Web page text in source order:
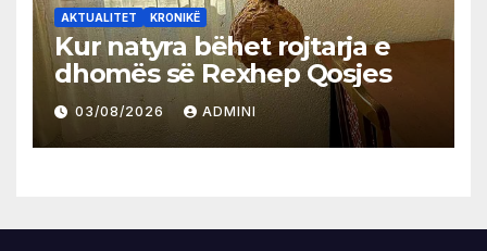
AKTUALITET KRONIKË
Kur natyra bëhet rojtarja e
dhomës së Rexhep Qosjes
03/08/2026 ADMINI